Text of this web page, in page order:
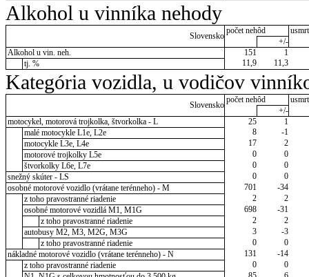
Alkohol u vinníka nehody
Slovensko
počet nehôd
+/-
Alkohol u vin. neh.
151
1
tj. %
11,9 11,3
Kategória vozidla, u vodičov
Slovensko
počet nehôd
+/-
motocykel, motorová trojkolka, štvorkolka - L
25
1
malé motocykle L1e, L2e
8
-1
motocykle L3e, L4e
17
2
motorové trojkolky L5e
0
0
štvorkolky L6e, L7e
0
0
snežný skúter - LS
0
0
osobné motorové vozidlo (vrátane terénneho) - M
701
-34
z toho pravostranné riadenie
2
2
osobné motorové vozidlá M1, M1G
698
-31
z toho pravostranné riadenie
2
2
autobusy M2, M3, M2G, M3G
3
-3
z toho pravostranné riadenie
0
0
nákladné motorové vozidlo (vrátane terénneho) - N
131
-14
z toho pravostranné riadenie
0
0